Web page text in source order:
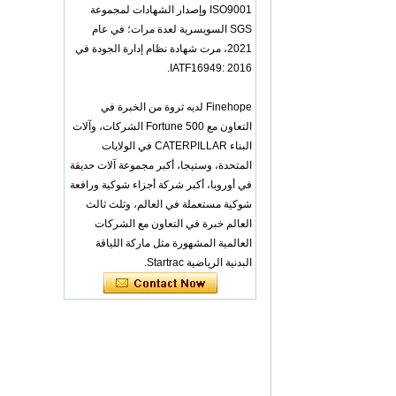
OEM ODM
polyurethane material
unique helmets design
PU Foam Head Guard
- COPY - gdfoa2
Changing Basket
Thick & Waterproof
Bamboo Pad Vegan
Leather Baby
Changing Mat Baby
Changing Pad - COPY
- b1s6qg
Custom Black Forged
Carbon Fiber Steering
Wheel Racing Sport
Steering Wheel
350mm 14inch Flat
Bottom Steering
Wheel - COPY - lrc4c6
ISO9001 وإصدار الشهادات لمجموعة
SGS السويسرية لعدة مرات؛ في عام
2021، مرت شهادة نظام إدارة الجودة في
IATF16949: 2016.
Finehope لديه ثروة من الخبرة في
التعاون مع Fortune 500 الشركات، وآلات
البناء CATERPILLAR في الولايات
المتحدة، وستيجا، أكبر مجموعة آلات حديقة
في أوروبا، أكبر شركة أجزاء شوكية ورافعة
شوكية مستعملة في العالم، وثلث ثالث
العالم خبرة في التعاون مع الشركات
العالمية المشهورة مثل ماركة اللياقة
البدنية الرياضية Startrac.